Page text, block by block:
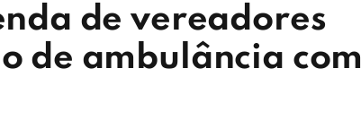
de vereadores
de ambulância com